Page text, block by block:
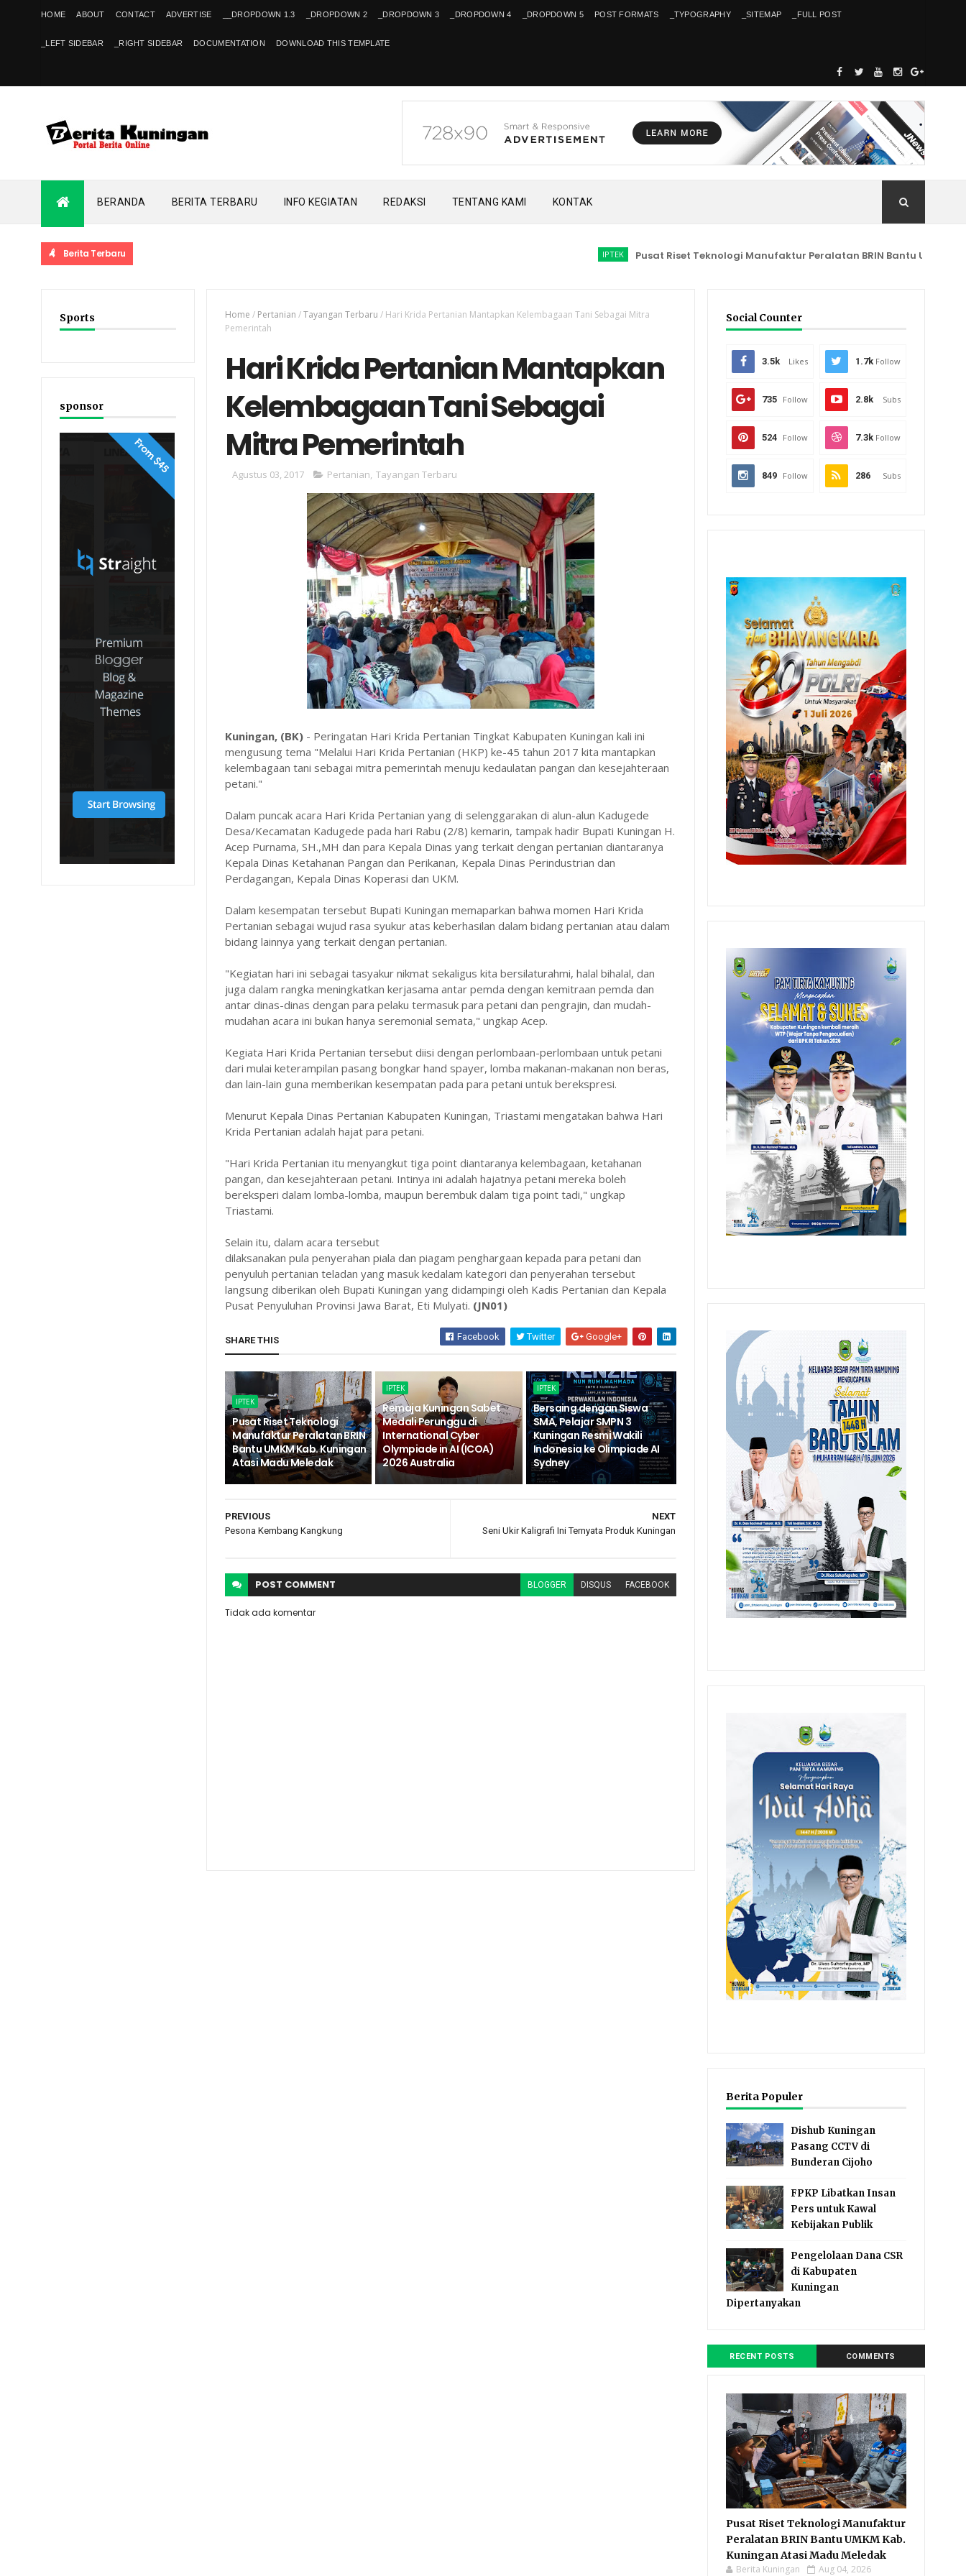
HOME ABOUT CONTACT ADVERTISE __DROPDOWN 1.3 _DROPDOWN 2 _DROPDOWN 3 _DROPDOWN 4 _DROPDOWN 5 POST FORMATS _TYPOGRAPHY _SITEMAP _FULL POST
_LEFT SIDEBAR _RIGHT SIDEBAR DOCUMENTATION DOWNLOAD THIS TEMPLATE
BERANDA BERITA TERBARU INFO KEGIATAN REDAKSI TENTANG KAMI KONTAK
Berita Terbaru Pusat Riset Teknologi Manufaktur Peralatan BRIN Bantu UMKM Kab.
Sports
sponsor
Home / Pertanian /Tayangan Terbaru / Hari Krida Pertanian Mantapkan Kelembagaan Tani Sebagai Mitra
Pemerintah
Hari Krida Pertanian Mantapkan
Kelembagaan Tani Sebagai
Mitra Pemerintah
Agustus 03, 2017 Pertanian, Tayangan Terbaru
Kuningan, (BK) - Peringatan Hari Krida Pertanian Tingkat Kabupaten Kuningan kali ini
mengusung tema "Melalui Hari Krida Pertanian (HKP) ke-45 tahun 2017 kita mantapkan
kelembagaan tani sebagai mitra pemerintah menuju kedaulatan pangan dan kesejahteraan
petani."
Dalam puncak acara Hari Krida Pertanian yang di selenggarakan di alun-alun Kadugede
Desa/Kecamatan Kadugede pada hari Rabu (2/8) kemarin, tampak hadir Bupati Kuningan H.
Acep Purnama, SH.,MH dan para Kepala Dinas yang terkait dengan pertanian diantaranya
Kepala Dinas Ketahanan Pangan dan Perikanan, Kepala Dinas Perindustrian dan
Perdagangan, Kepala Dinas Koperasi dan UKM.
Dalam kesempatan tersebut Bupati Kuningan memaparkan bahwa momen Hari Krida
Pertanian sebagai wujud rasa syukur atas keberhasilan dalam bidang pertanian atau dalam
bidang lainnya yang terkait dengan pertanian.
"Kegiatan hari ini sebagai tasyakur nikmat sekaligus kita bersilaturahmi, halal bihalal, dan
juga dalam rangka meningkatkan kerjasama antar pemda dengan kemitraan pemda dan
antar dinas-dinas dengan para pelaku termasuk para petani dan pengrajin, dan mudah-
mudahan acara ini bukan hanya seremonial semata," ungkap Acep.
Kegiata Hari Krida Pertanian tersebut diisi dengan perlombaan-perlombaan untuk petani
dari mulai keterampilan pasang bongkar hand spayer, lomba makanan-makanan non beras,
dan lain-lain guna memberikan kesempatan pada para petani untuk berekspresi.
Menurut Kepala Dinas Pertanian Kabupaten Kuningan, Triastami mengatakan bahwa Hari
Krida Pertanian adalah hajat para petani.
"Hari Krida Pertanian itu menyangkut tiga point diantaranya kelembagaan, ketahanan
pangan, dan kesejahteraan petani. Intinya ini adalah hajatnya petani mereka boleh
bereksperi dalam lomba-lomba, maupun berembuk dalam tiga point tadi," ungkap
Triastami.
Selain itu, dalam acara tersebut
dilaksanakan pula penyerahan piala dan piagam penghargaan kepada para petani dan
penyuluh pertanian teladan yang masuk kedalam kategori dan penyerahan tersebut
langsung diberikan oleh Bupati Kuningan yang didampingi oleh Kadis Pertanian dan Kepala
Pusat Penyuluhan Provinsi Jawa Barat, Eti Mulyati. (JN01)
SHARE THIS Facebook Twitter Google+
IPTEK
Pusat Riset Teknologi
Manufaktur Peralatan BRIN
Bantu UMKM Kab. Kuningan
Atasi Madu Meledak
IPTEK
Remaja Kuningan Sabet
Medali Perunggu di
International Cyber
Olympiade in AI (ICOA)
2026 Australia
IPTEK
Bersaing dengan Siswa
SMA, Pelajar SMPN 3
Kuningan Resmi Wakili
Indonesia ke Olimpiade AI
Sydney
NEXT
Seni Ukir Kaligrafi Ini Ternyata Produk Kuningan
PREVIOUS
Pesona Kembang Kangkung
POST COMMENT BLOGGER DISQUS FACEBOOK
Tidak ada komentar
Social Counter
3.5k Likes 1.7k Follow
735 Follow 2.8k Subs
524 Follow 7.3k Follow
849 Follow 286 Subs
Berita Populer
Dishub Kuningan
Pasang CCTV di
Bunderan Cijoho
FPKP Libatkan Insan
Pers untuk Kawal
Kebijakan Publik
Pengelolaan Dana CSR
di Kabupaten
Kuningan
Dipertanyakan
RECENT POSTS COMMENTS
Pusat Riset Teknologi Manufaktur
Peralatan BRIN Bantu UMKM Kab.
Kuningan Atasi Madu Meledak
Berita Kuningan Aug 04, 2026